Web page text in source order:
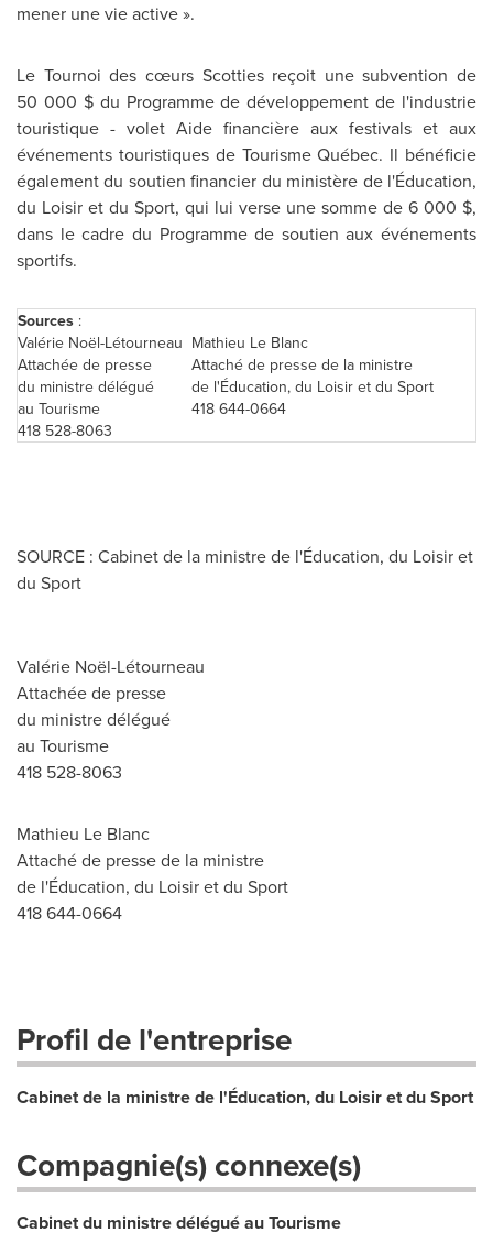
mener une vie active ».
Le Tournoi des cœurs Scotties reçoit une subvention de
50 000 $ du Programme de développement de l'industrie
touristique - volet Aide financière aux festivals et aux
événements touristiques de Tourisme Québec. Il bénéficie
également du soutien financier du ministère de l'Éducation,
du Loisir et du Sport, qui lui verse une somme de 6 000 $,
dans le cadre du Programme de soutien aux événements
sportifs.
Sources :
Valérie Noël-Létourneau
Attachée de presse
du ministre délégué
au Tourisme
418 528-8063
Mathieu Le Blanc
Attaché de presse de la ministre
de l'Éducation, du Loisir et du Sport
418 644-0664
SOURCE : Cabinet de la ministre de l'Éducation, du Loisir et
du Sport
Valérie Noël-Létourneau
Attachée de presse
du ministre délégué
au Tourisme
418 528-8063
Mathieu Le Blanc
Attaché de presse de la ministre
de l'Éducation, du Loisir et du Sport
418 644-0664
Profil de l'entreprise
Cabinet de la ministre de l'Éducation, du Loisir et du Sport
Compagnie(s) connexe(s)
Cabinet du ministre délégué au Tourisme